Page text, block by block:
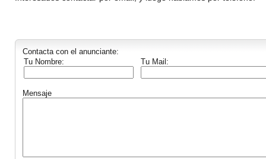
Contacta con el anunciante:
Tu Nombre:
Tu Mail:
Mensaje